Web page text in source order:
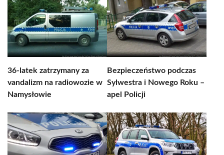
36-latek zatrzymany za
vandalizm na radiowozie w
Namysłowie
Bezpieczeństwo podczas
Sylwestra i Nowego Roku –
apel Policji